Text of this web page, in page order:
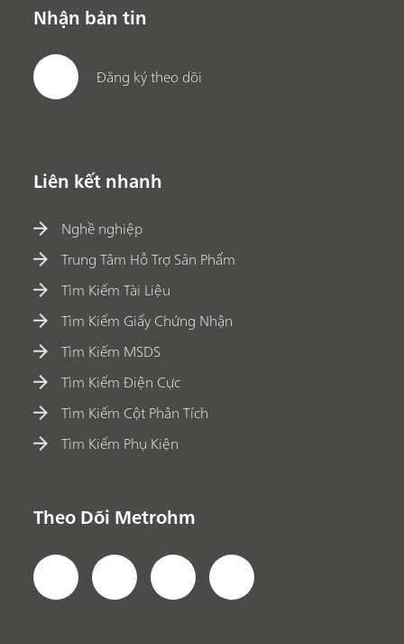
Nhận bản tin
Đăng ký theo dõi
Liên kết nhanh
Nghề nghiệp
Trung Tâm Hỗ Trợ Sản Phẩm
Tìm Kiếm Tài Liệu
Tìm Kiếm Giấy Chứng Nhận
Tìm Kiếm MSDS
Tìm Kiếm Điện Cực
Tìm Kiếm Cột Phân Tích
Tìm Kiếm Phụ Kiện
Theo Dõi Metrohm